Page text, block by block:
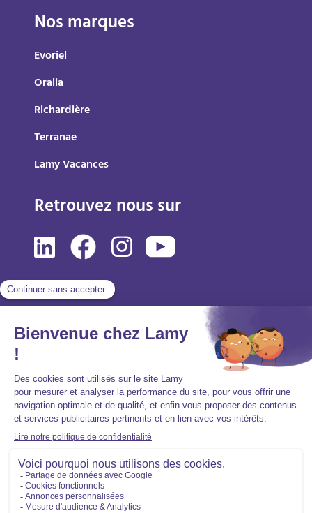
Nos marques
Evoriel
Oralia
Richardière
Terranae
Lamy Vacances
Retrouvez nous sur
Politique de protection des données personnelles
Accessibilité : partiellement conforme